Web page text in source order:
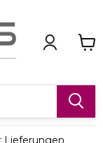
Lieferungen